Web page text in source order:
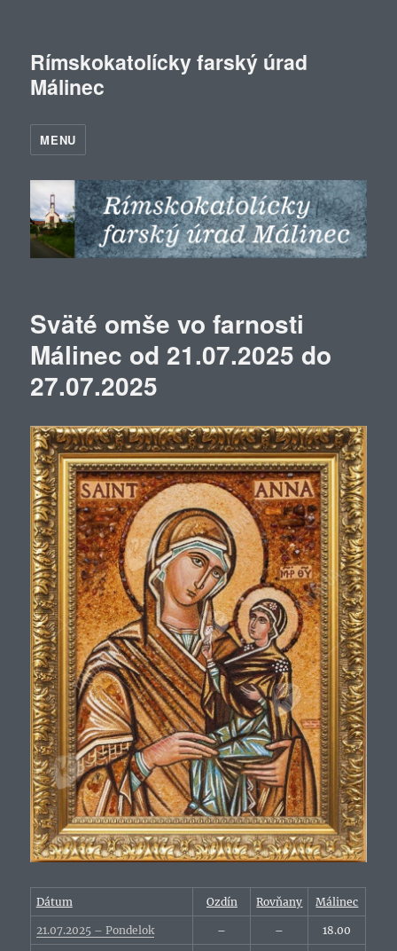
Rímskokatolícky farský úrad
Málinec
MENU
Sväté omše vo farnosti
Málinec od 21.07.2025 do
27.07.2025
Dátum Ozdín Rovňany Málinec
21.07.2025 – Pondelok – – 18.00